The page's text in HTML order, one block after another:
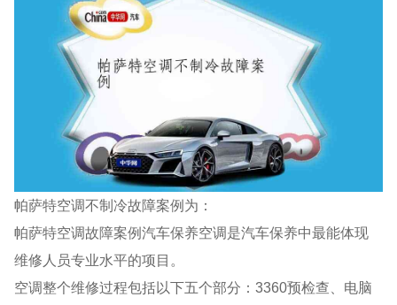
帕萨特空调不制冷故障案例为：
帕萨特空调故障案例汽车保养空调是汽车保养中最能体现
维修人员专业水平的项目。
空调整个维修过程包括以下五个部分：3360预检查、电脑